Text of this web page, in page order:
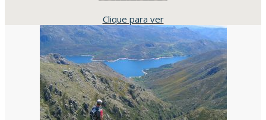
Clique para ver